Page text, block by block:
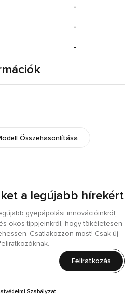
-
-
-
Összehasonlítása
a legújabb hírekért
gyepápolási innovációinkról,
okos tippjeinkről, hogy tökéletesen
Csatlakozzon most! Csak új
Feliratkozás
Szabályzat